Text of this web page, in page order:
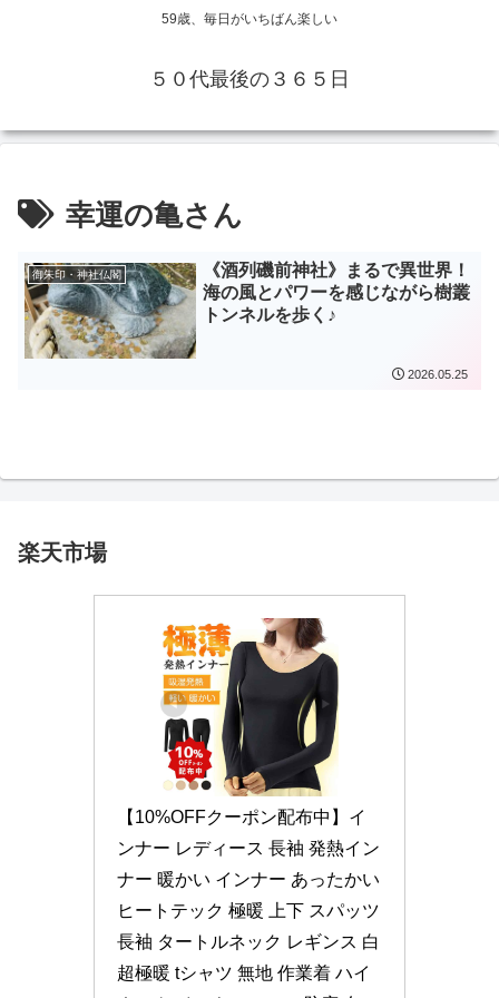
59歳、毎日がいちばん楽しい
５０代最後の３６５日
幸運の亀さん
御朱印・神社仏閣
《酒列磯前神社》まるで異世界！
海の風とパワーを感じながら樹叢
トンネルを歩く♪
2026.05.25
楽天市場
【10%OFFクーポン配布中】イ
ンナー レディース 長袖 発熱イン
ナー 暖かい インナー あったかい
ヒートテック 極暖 上下 スパッツ
長袖 タートルネック レギンス 白
超極暖 tシャツ 無地 作業着 ハイ